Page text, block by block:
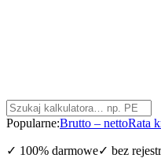
Popularne:Brutto – nettoRata
✓ 100% darmowe✓ bez